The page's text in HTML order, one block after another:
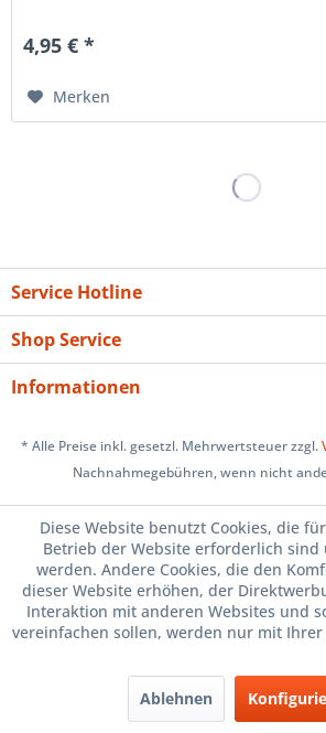
4,95 € *
Merken
Service Hotline
Shop Service
Informationen
* Alle Preise inkl. gesetzl. Mehrwertsteuer zzgl.
Nachnahmegebühren, wenn nicht
Versand und Zahlungsbedingungen
Datenschutz
AGB
Vertrag widerrufen
Diese Website benutzt Cookies, die
Betrieb der Website erforderlich sind
werden. Andere Cookies, die den
dieser Website erhöhen, der
Interaktion mit anderen Websites und
vereinfachen sollen, werden nur mit
Ablehnen